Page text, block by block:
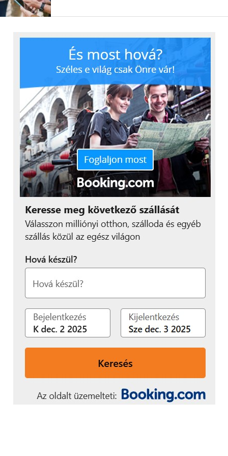
bármely más vásárlói javaslatban. A
kollégákat (38%) tekintik.
A politikusok (2%), a hírességek (7%), az
adott vállalat online kapcsolattal elért
munkavállalója (12%), valamint az
influenszerek és a bloggerek (14%) a
legutolsó helyen szerepelnek a
vásárláshoz kapcsolódómegbízható
forrásoklistáján.
A vásárlók fenntartásokkal fordulnak a
technológiai forrásokhoz is. 92%-uk
nem tartja hitelesnek a
chatablakokban vagy weboldalak
felugró ablakaiban kapott
ajánlatokat. A fogyasztók 89%-a nem
bízik a hangalapú szolgáltatásokban,
mint az Alexa vagy a Siri, 81%-uk pedig
a mobileszközökön megjelenő
hirdetésekben. A leginkább megbízható
technológiai forrásnak a
Nem kapnak személyre szabott
ajánlatokat
A fogyasztók hajlandóak többet fizetni a személyre
szabott, újdonságot jelentő élményekért, és a
válaszadók több mint fele (57%) személyes
információkat is megoszt ennek fejében. Ám a